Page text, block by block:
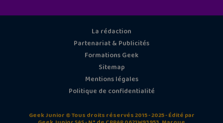
La rédaction
Partenariat & Publicités
Formations Geek
Sitemap
Mentions légales
Politique de confidentialité
Geek Junior © Tous droits réservés 2015 - 2025 - Édité par